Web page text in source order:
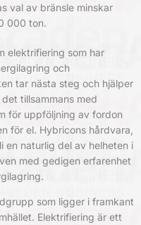
val av bränsle minskar
000 ton.
elektrifiering som har
och
tar nästa steg och hjälper
tillsammans med
för uppföljning av fordon
för el. Hybricons hårdvara,
en naturlig del av helheten i
med gedigen erfarenhet
som ligger i framkant
Elektrifiering är ett